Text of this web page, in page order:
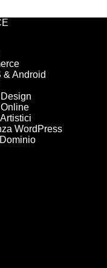
& Android
WordPress